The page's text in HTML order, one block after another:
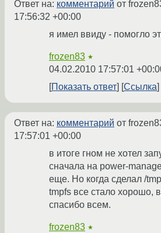
Ответ на: комментарий от
17:56:32 +00:00
я имел ввиду - помогло
frozen83 ★
04.02.2010 17:57:01
Показать ответ Ссылка
Ответ на: комментарий от
17:57:01 +00:00
в итоге гном не хотел
сначала на power-
еще. Но когда сделал /
tmpfs все стало хорошо,
спасибо всем.
frozen83 ★